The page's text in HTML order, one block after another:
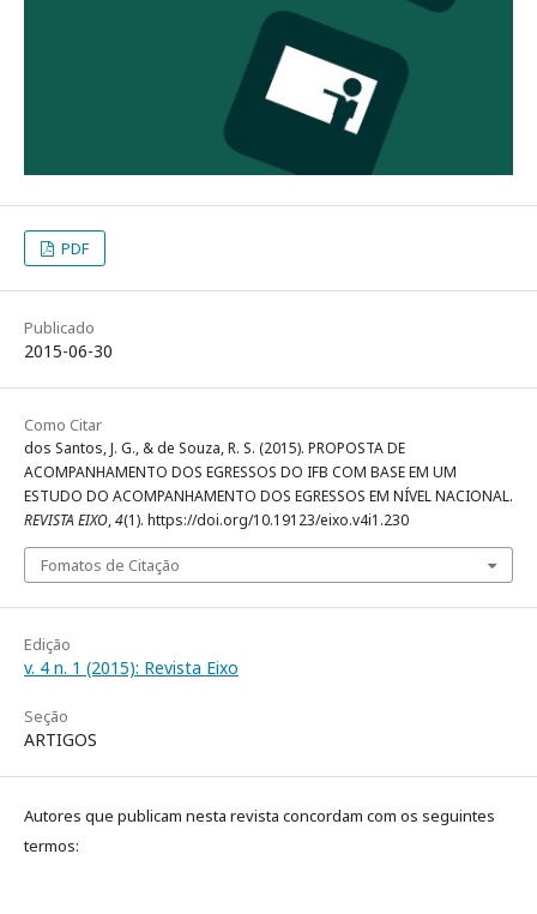
PDF
Publicado
2015-06-30
Como Citar
dos Santos, J. G., & de Souza, R. S. (2015). PROPOSTA DE
ACOMPANHAMENTO DOS EGRESSOS DO IFB COM BASE EM UM
ESTUDO DO ACOMPANHAMENTO DOS EGRESSOS EM NÍVEL NACIONAL.
REVISTA EIXO,4(1). https://doi.org/10.19123/eixo.v4i1.230
Fomatos de Citação
Edição
v. 4 n. 1 (2015): Revista Eixo
Seção
ARTIGOS
Autores que publicam nesta revista concordam com os seguintes
termos: